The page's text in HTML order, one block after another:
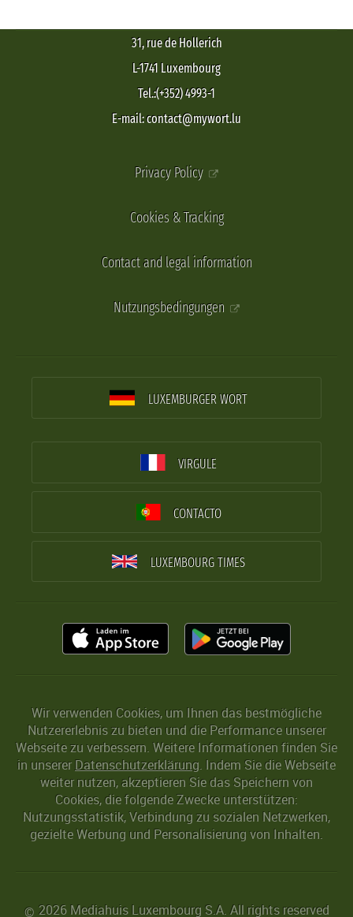
31, rue de Hollerich
L-1741 Luxembourg
Tel.:(+352) 4993-1
E-mail: contact@mywort.lu
Privacy Policy
Cookies & Tracking
Contact and legal information
Nutzungsbedingungen
LUXEMBURGER WORT
VIRGULE
CONTACTO
LUXEMBOURG TIMES
Wir verwenden Cookies, um Ihnen das bestmögliche
Nutzererlebnis zu bieten und die Performance unserer
Webseite zu verbessern. Weitere Informationen finden Sie
in unsererDatenschutzerklärung. Indem Sie die Webseite
weiter nutzen, akzeptieren Sie das Speichern von
Cookies, die folgende Zwecke unterstützen:
Nutzungsstatistik, Verbindung zu sozialen Netzwerken,
gezielte Werbung und Personalisierung von Inhalten.
© 2026 Mediahuis Luxembourg S.A. All rights reserved